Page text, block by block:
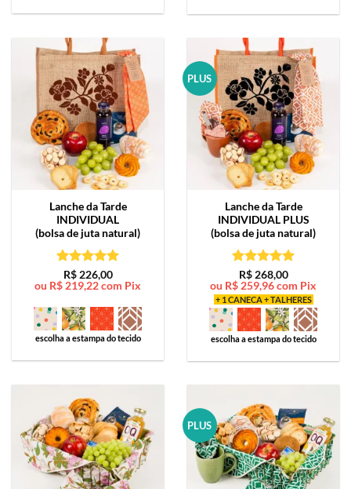
Lanche da Tarde
INDIVIDUAL
(bolsa de juta natural)
Avaliação5
de 5
R$226,00
ou R$219,22com Pix
escolha a estampa do tecido
PLUS
Lanche da Tarde
INDIVIDUAL PLUS
(bolsa de juta natural)
Avaliação5
de 5
R$268,00
ou R$259,96com Pix
+ 1 CANECA + TALHERES
escolha a estampa do tecido
PLUS